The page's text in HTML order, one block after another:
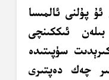
پۇلنى ئالمىسا
ئىككىنچى
سۈپىتىدە
چەك دەپتىرى